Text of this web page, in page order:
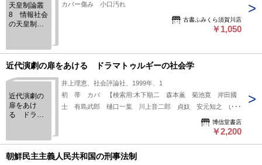
天皇制論叢
8 情報社会
の天皇制
ー論
カバー傷み 小口汚れ
古書ふみくら須賀川店
￥1,050
近代演劇の扉をあける ドラマトゥルギーの社会学
近代演劇の
扉をあけ
る ドラマ
井上理恵、社会評論社、1999年、1
初 帯 カバ 【検索用:木下順二 森本薫 菊池寛 岸田國
士 有島武郎 樋口一葉 川上音二郎 貞奴 安元知之 山春
村 嫩葉会 小山内薫 築地小劇場 上げ本 久保栄 東京芸
博信堂書店
￥2,200
朝鮮民主主義人民共和国の刑事法制